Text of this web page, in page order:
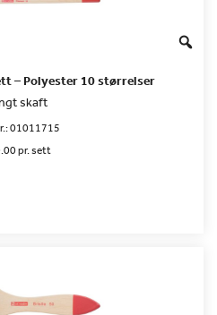
– Polyester 10 størrelser
skaft
01011715
pr. sett